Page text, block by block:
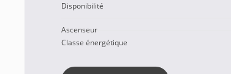
Disponibilité
Ascenseur
Classe énergétique